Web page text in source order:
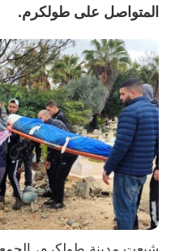
المتواصل على طولكرم.